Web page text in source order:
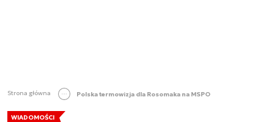
Strona główna Polska termowizja dla Rosomaka na MSPO
WIADOMOŚCI